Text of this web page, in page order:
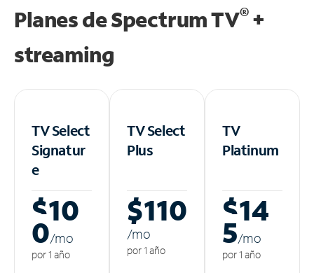
Planes de Spectrum TV®+
streaming
TV Select
Signatur
e
$10
0/mo
por 1 año
TV Select
Plus
$110
/mo
por 1 año
TV
Platinum
$14
5/mo
por 1 año